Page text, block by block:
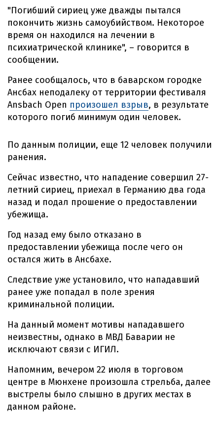
"Погибший сириец уже дважды пытался
покончить жизнь самоубийством. Некоторое
время он находился на лечении в
психиатрической клинике", – говорится в
сообщении.
Ранее сообщалось, что в баварском городке
Ансбах неподалеку от территории фестиваля
Ansbach Open произошел взрыв, в результате
которого погиб минимум один человек.
По данным полиции, еще 12 человек получили
ранения.
Сейчас известно, что нападение совершил 27-
летний сириец, приехал в Германию два года
назад и подал прошение о предоставлении
убежища.
Год назад ему было отказано в
предоставлении убежища после чего он
остался жить в Ансбахе.
Следствие уже установило, что нападавший
ранее уже попадал в поле зрения
криминальной полиции.
На данный момент мотивы нападавшего
неизвестны, однако в МВД Баварии не
исключают связи с ИГИЛ.
Напомним, вечером 22 июля в торговом
центре в Мюнхене произошла стрельба, далее
выстрелы было слышно в других местах в
данном районе.